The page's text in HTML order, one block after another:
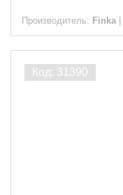
Производитель: Finka